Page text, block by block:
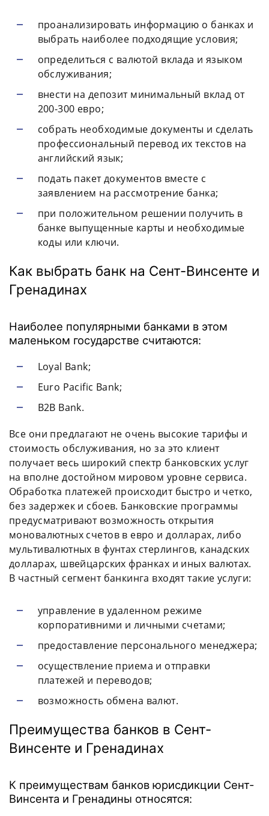
проанализировать информацию о банках и
выбрать наиболее подходящие условия;
определиться с валютой вклада и языком
обслуживания;
внести на депозит минимальный вклад от
200-300 евро;
собрать необходимые документы и сделать
профессиональный перевод их текстов на
английский язык;
подать пакет документов вместе с
заявлением на рассмотрение банка;
при положительном решении получить в
банке выпущенные карты и необходимые
коды или ключи.
Как выбрать банк на Сент-Винсенте и
Гренадинах
Наиболее популярными банками в этом
маленьком государстве считаются:
Loyal Bank;
Euro Pacific Bank;
B2B Bank.
Все они предлагают не очень высокие тарифы и
стоимость обслуживания, но за это клиент
получает весь широкий спектр банковских услуг
на вполне достойном мировом уровне сервиса.
Обработка платежей происходит быстро и четко,
без задержек и сбоев. Банковские программы
предусматривают возможность открытия
моновалютных счетов в евро и долларах, либо
мультивалютных в фунтах стерлингов, канадских
долларах, швейцарских франках и иных валютах.
В частный сегмент банкинга входят такие услуги:
управление в удаленном режиме
корпоративними и личными счетами;
предоставление персонального менеджера;
осуществление приема и отправки
платежей и переводов;
возможность обмена валют.
Преимущества банков в Сент-
Винсенте и Гренадинах
К преимуществам банков юрисдикции Сент-
Винсента и Гренадины относятся: